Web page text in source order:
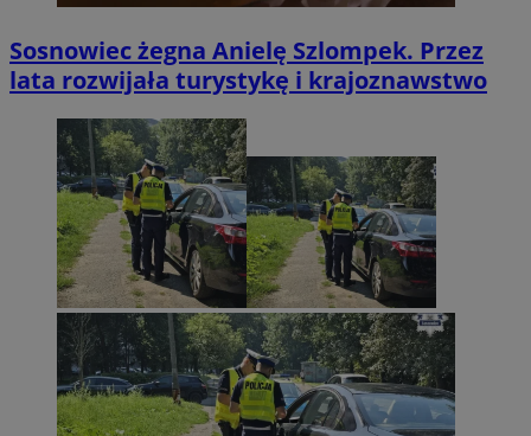
Sosnowiec żegna Anielę Szlompek. Przez
lata rozwijała turystykę i krajoznawstwo